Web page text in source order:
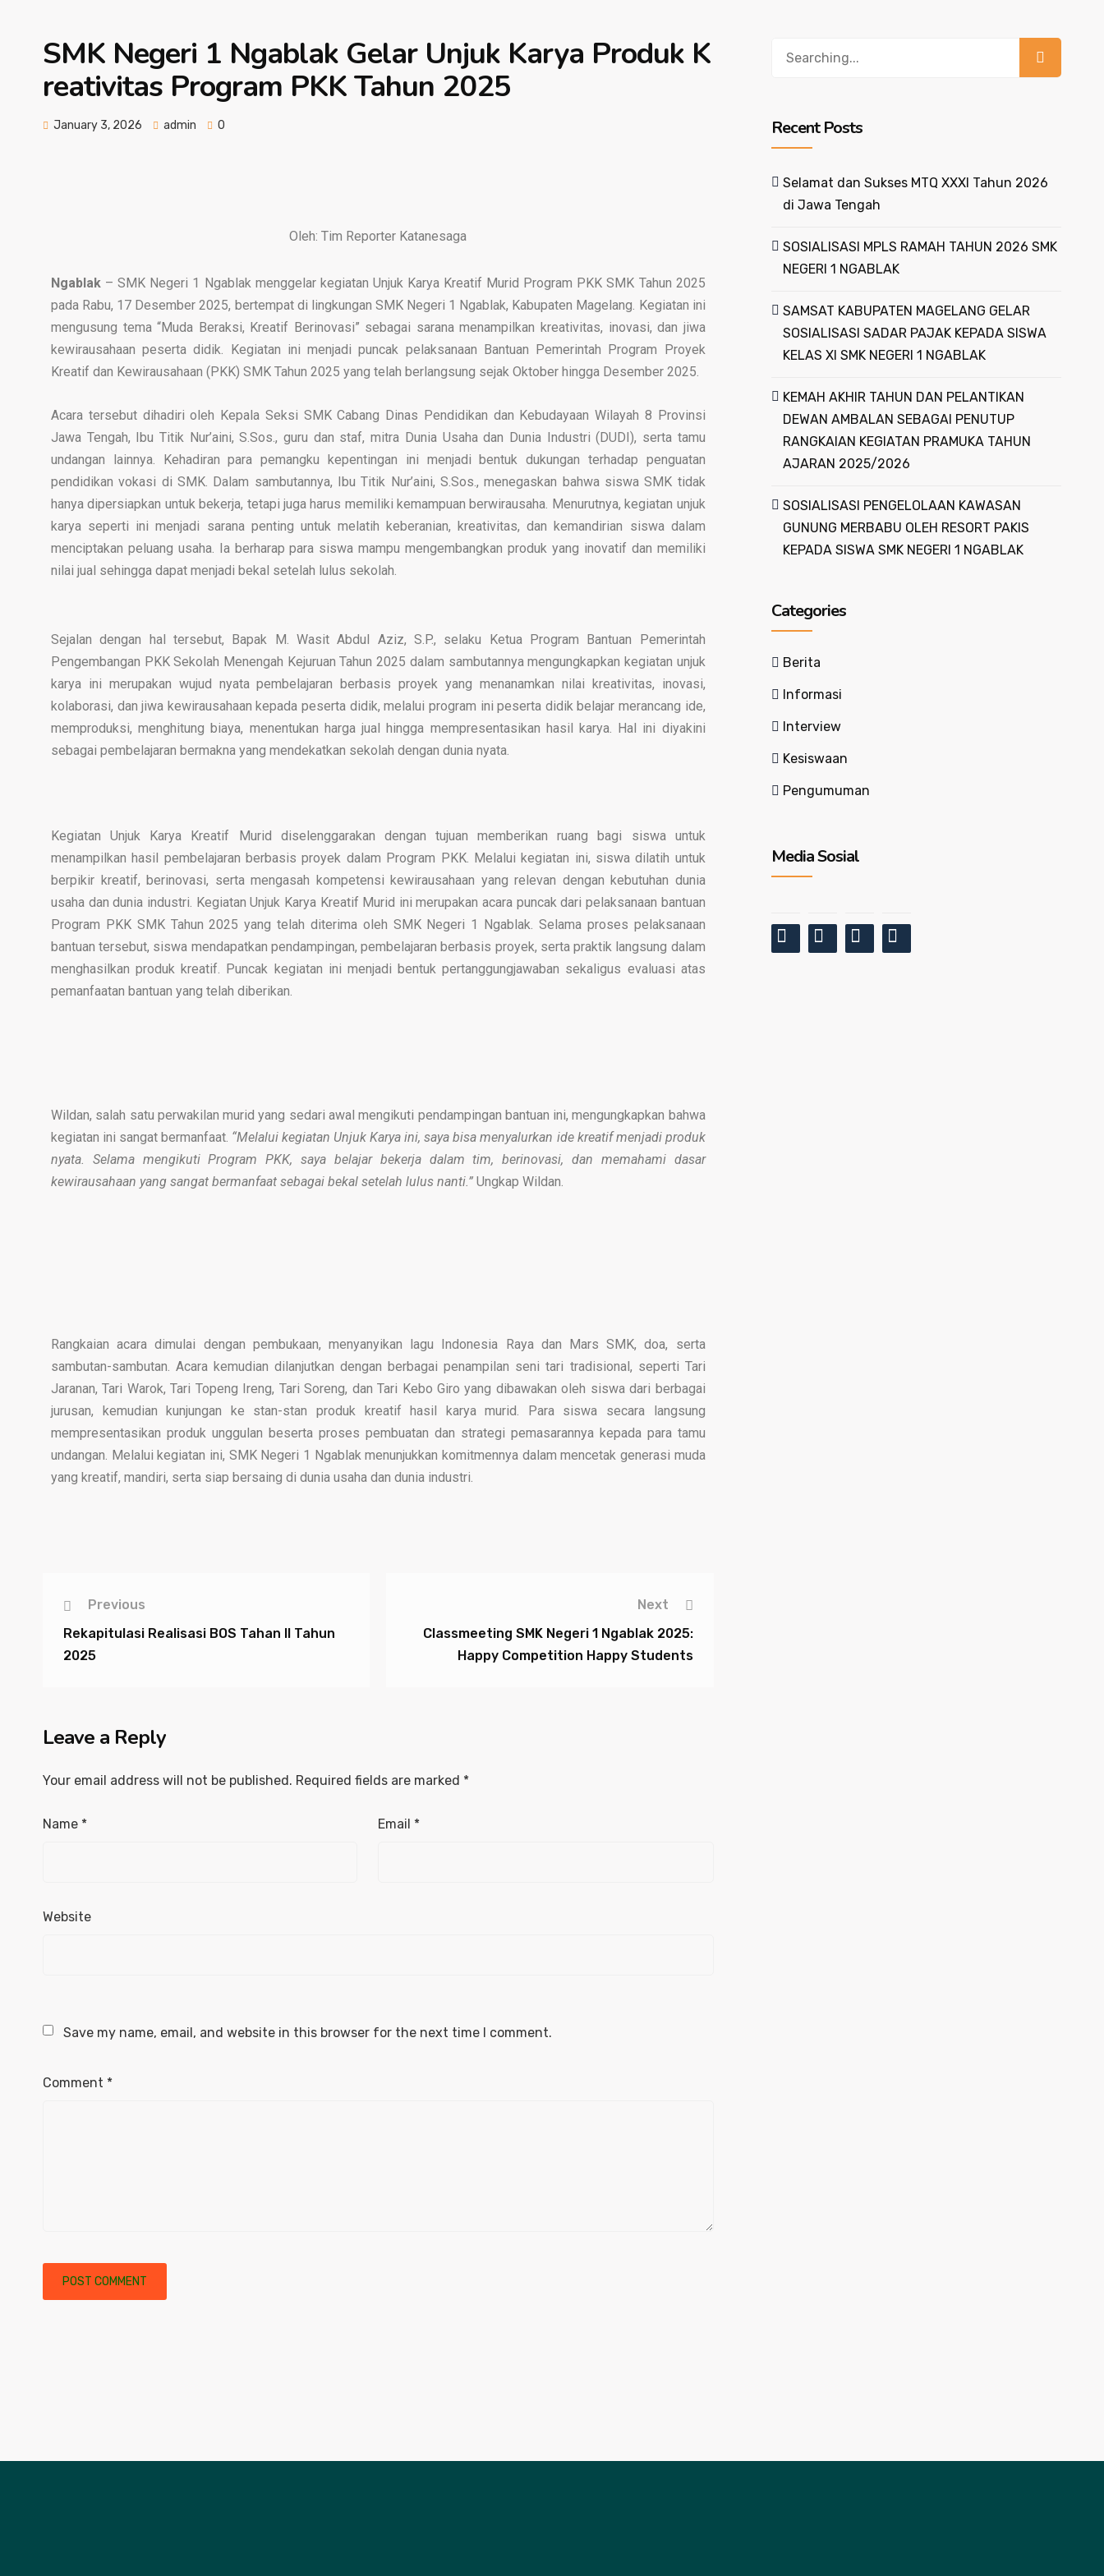
SMK Negeri 1 Ngablak Gelar Unjuk Karya Produk K
reativitas Program PKK Tahun 2025
January 3, 2026 admin 0
Oleh: Tim Reporter Katanesaga
Ngablak – SMK Negeri 1 Ngablak menggelar kegiatan Unjuk Karya Kreatif Murid Program PKK SMK Tahun 2025
pada Rabu, 17 Desember 2025, bertempat di lingkungan SMK Negeri 1 Ngablak, Kabupaten Magelang. Kegiatan ini
mengusung tema “Muda Beraksi, Kreatif Berinovasi” sebagai sarana menampilkan kreativitas, inovasi, dan jiwa
kewirausahaan peserta didik. Kegiatan ini menjadi puncak pelaksanaan Bantuan Pemerintah Program Proyek
Kreatif dan Kewirausahaan (PKK) SMK Tahun 2025 yang telah berlangsung sejak Oktober hingga Desember 2025.
Acara tersebut dihadiri oleh Kepala Seksi SMK Cabang Dinas Pendidikan dan Kebudayaan Wilayah 8 Provinsi
Jawa Tengah, Ibu Titik Nur’aini, S.Sos., guru dan staf, mitra Dunia Usaha dan Dunia Industri (DUDI), serta tamu
undangan lainnya. Kehadiran para pemangku kepentingan ini menjadi bentuk dukungan terhadap penguatan
pendidikan vokasi di SMK. Dalam sambutannya, Ibu Titik Nur’aini, S.Sos., menegaskan bahwa siswa SMK tidak
hanya dipersiapkan untuk bekerja, tetapi juga harus memiliki kemampuan berwirausaha. Menurutnya, kegiatan unjuk
karya seperti ini menjadi sarana penting untuk melatih keberanian, kreativitas, dan kemandirian siswa dalam
menciptakan peluang usaha. Ia berharap para siswa mampu mengembangkan produk yang inovatif dan memiliki
nilai jual sehingga dapat menjadi bekal setelah lulus sekolah.
Sejalan dengan hal tersebut, Bapak M. Wasit Abdul Aziz, S.P., selaku Ketua Program Bantuan Pemerintah
Pengembangan PKK Sekolah Menengah Kejuruan Tahun 2025 dalam sambutannya mengungkapkan kegiatan unjuk
karya ini merupakan wujud nyata pembelajaran berbasis proyek yang menanamkan nilai kreativitas, inovasi,
kolaborasi, dan jiwa kewirausahaan kepada peserta didik, melalui program ini peserta didik belajar merancang ide,
memproduksi, menghitung biaya, menentukan harga jual hingga mempresentasikan hasil karya. Hal ini diyakini
sebagai pembelajaran bermakna yang mendekatkan sekolah dengan dunia nyata.
Kegiatan Unjuk Karya Kreatif Murid diselenggarakan dengan tujuan memberikan ruang bagi siswa untuk
menampilkan hasil pembelajaran berbasis proyek dalam Program PKK. Melalui kegiatan ini, siswa dilatih untuk
berpikir kreatif, berinovasi, serta mengasah kompetensi kewirausahaan yang relevan dengan kebutuhan dunia
usaha dan dunia industri. Kegiatan Unjuk Karya Kreatif Murid ini merupakan acara puncak dari pelaksanaan bantuan
Program PKK SMK Tahun 2025 yang telah diterima oleh SMK Negeri 1 Ngablak. Selama proses pelaksanaan
bantuan tersebut, siswa mendapatkan pendampingan, pembelajaran berbasis proyek, serta praktik langsung dalam
menghasilkan produk kreatif. Puncak kegiatan ini menjadi bentuk pertanggungjawaban sekaligus evaluasi atas
pemanfaatan bantuan yang telah diberikan.
Wildan, salah satu perwakilan murid yang sedari awal mengikuti pendampingan bantuan ini, mengungkapkan bahwa
kegiatan ini sangat bermanfaat. “Melalui kegiatan Unjuk Karya ini, saya bisa menyalurkan ide kreatif menjadi produk
nyata. Selama mengikuti Program PKK, saya belajar bekerja dalam tim, berinovasi, dan memahami dasar
kewirausahaan yang sangat bermanfaat sebagai bekal setelah lulus nanti.” Ungkap Wildan.
Rangkaian acara dimulai dengan pembukaan, menyanyikan lagu Indonesia Raya dan Mars SMK, doa, serta
sambutan-sambutan. Acara kemudian dilanjutkan dengan berbagai penampilan seni tari tradisional, seperti Tari
Jaranan, Tari Warok, Tari Topeng Ireng, Tari Soreng, dan Tari Kebo Giro yang dibawakan oleh siswa dari berbagai
jurusan, kemudian kunjungan ke stan-stan produk kreatif hasil karya murid. Para siswa secara langsung
mempresentasikan produk unggulan beserta proses pembuatan dan strategi pemasarannya kepada para tamu
undangan. Melalui kegiatan ini, SMK Negeri 1 Ngablak menunjukkan komitmennya dalam mencetak generasi muda
yang kreatif, mandiri, serta siap bersaing di dunia usaha dan dunia industri.
Previous
Rekapitulasi Realisasi BOS Tahan II Tahun
2025
Next
Classmeeting SMK Negeri 1 Ngablak 2025:
Happy Competition Happy Students
Leave a Reply
Your email address will not be published. Required fields are marked *
Name * Email *
Website
Save my name, email, and website in this browser for the next time I comment.
Comment *
Recent Posts
Selamat dan Sukses MTQ XXXI Tahun 2026
di Jawa Tengah
SOSIALISASI MPLS RAMAH TAHUN 2026 SMK
NEGERI 1 NGABLAK
SAMSAT KABUPATEN MAGELANG GELAR
SOSIALISASI SADAR PAJAK KEPADA SISWA
KELAS XI SMK NEGERI 1 NGABLAK
KEMAH AKHIR TAHUN DAN PELANTIKAN
DEWAN AMBALAN SEBAGAI PENUTUP
RANGKAIAN KEGIATAN PRAMUKA TAHUN
AJARAN 2025/2026
SOSIALISASI PENGELOLAAN KAWASAN
GUNUNG MERBABU OLEH RESORT PAKIS
KEPADA SISWA SMK NEGERI 1 NGABLAK
Categories
Berita
Informasi
Interview
Kesiswaan
Pengumuman
Media Sosial